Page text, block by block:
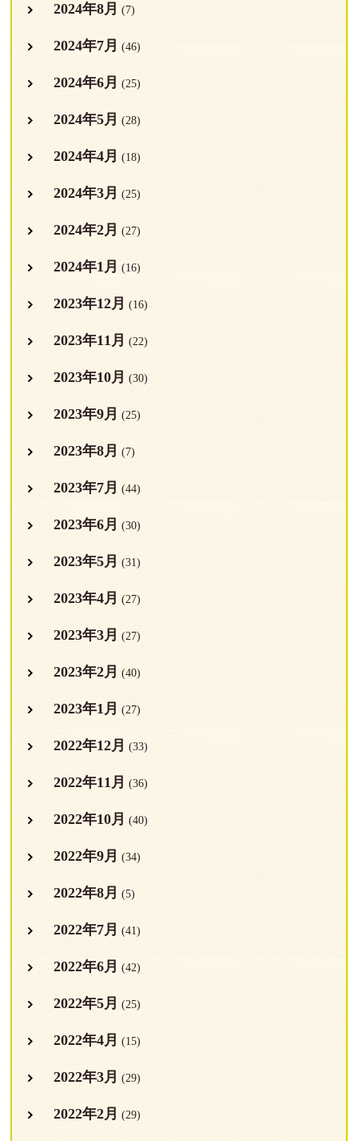
2024年8月 (7)
2024年7月 (46)
2024年6月 (25)
2024年5月 (28)
2024年4月 (18)
2024年3月 (25)
2024年2月 (27)
2024年1月 (16)
2023年12月 (16)
2023年11月 (22)
2023年10月 (30)
2023年9月 (25)
2023年8月 (7)
2023年7月 (44)
2023年6月 (30)
2023年5月 (31)
2023年4月 (27)
2023年3月 (27)
2023年2月 (40)
2023年1月 (27)
2022年12月 (33)
2022年11月 (36)
2022年10月 (40)
2022年9月 (34)
2022年8月 (5)
2022年7月 (41)
2022年6月 (42)
2022年5月 (25)
2022年4月 (15)
2022年3月 (29)
2022年2月 (29)